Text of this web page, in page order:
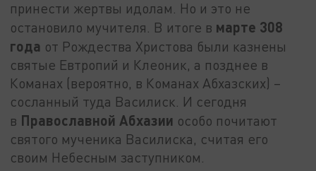
принести жертвы идолам. Но и это не
остановило мучителя. В итоге в марте 308
года от Рождества Христова были казнены
святые Евтропий и Клеоник, а позднее в
Команах (вероятно, в Команах Абхазских) –
сосланный туда Василиск. И сегодня
в Православной Абхазии особо почитают
святого мученика Василиска, считая его
своим Небесным заступником.